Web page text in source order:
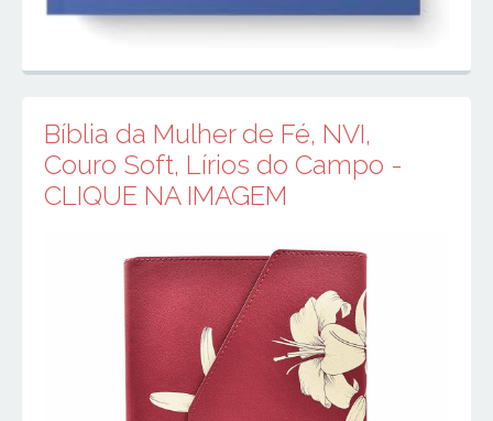
Bíblia da Mulher de Fé, NVI,
Couro Soft, Lírios do Campo -
CLIQUE NA IMAGEM